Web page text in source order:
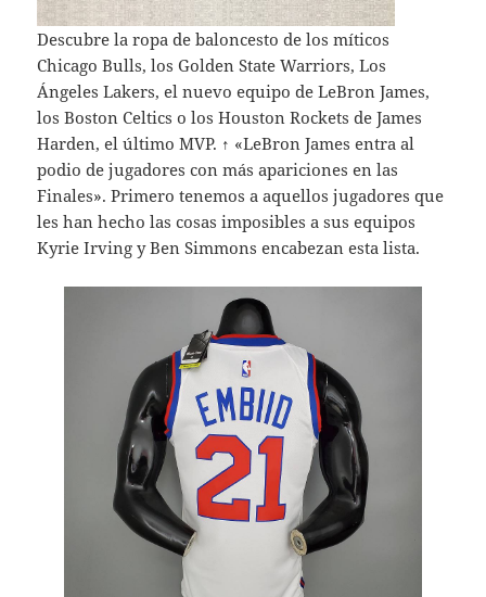
Descubre la ropa de baloncesto de los míticos
Chicago Bulls, los Golden State Warriors, Los
Ángeles Lakers, el nuevo equipo de LeBron James,
los Boston Celtics o los Houston Rockets de James
Harden, el último MVP. ↑ «LeBron James entra al
podio de jugadores con más apariciones en las
Finales». Primero tenemos a aquellos jugadores que
les han hecho las cosas imposibles a sus equipos
Kyrie Irving y Ben Simmons encabezan esta lista.